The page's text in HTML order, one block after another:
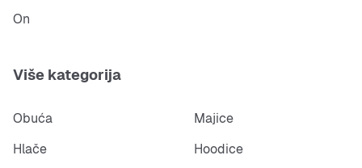
On
Više kategorija
Obuća
Majice
Hlače
Hoodice